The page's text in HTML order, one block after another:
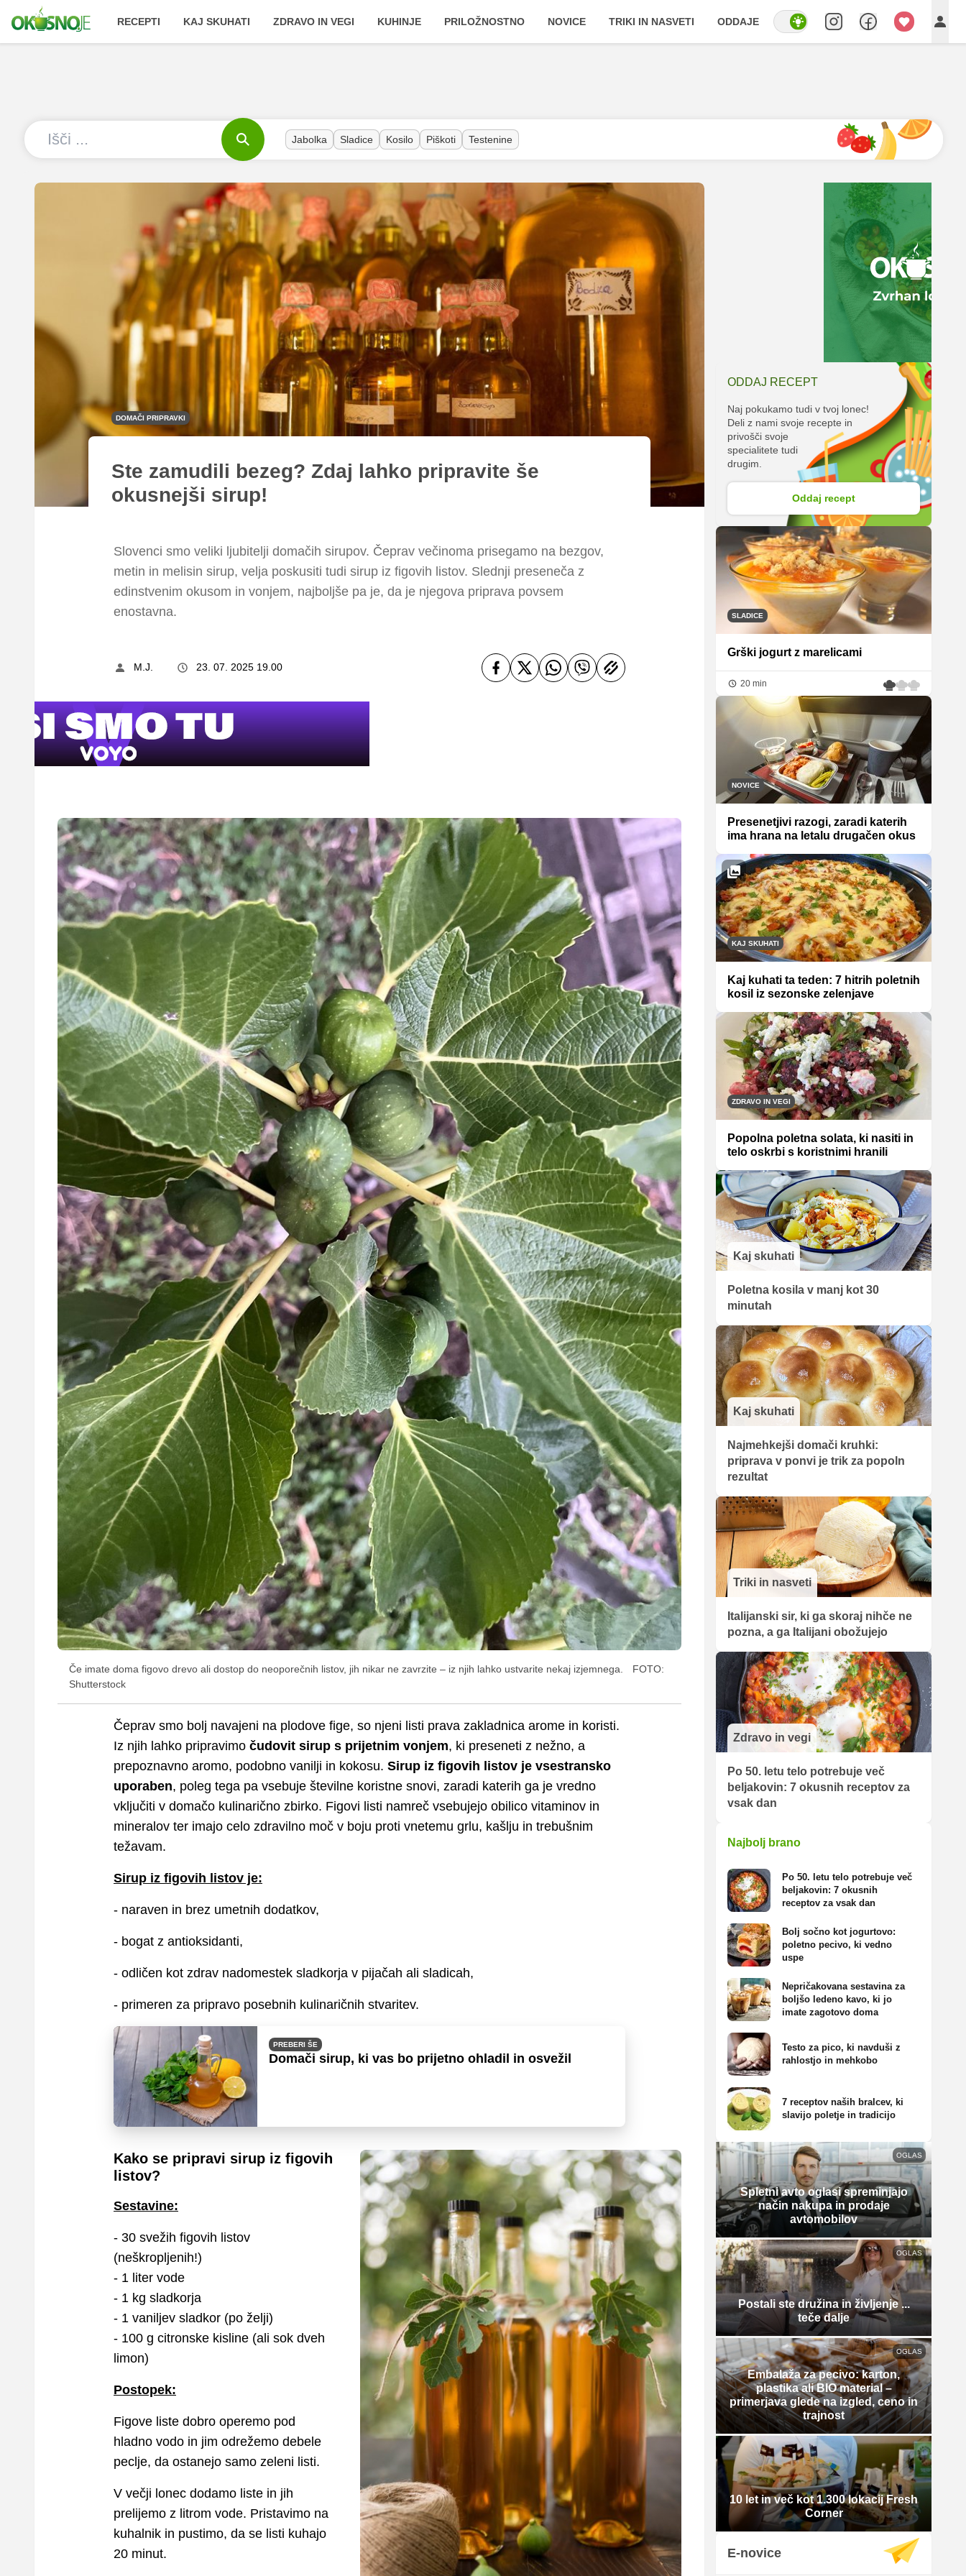
RECEPTI KAJ SKUHATI ZDRAVO IN VEGI KUHINJE PRILOŽNOSTNO NOVICE TRIKI IN NASVETI ODDAJE
Jabolka Sladice Kosilo Piškoti Testenine
DOMAČI PRIPRAVKI
Ste zamudili bezeg? Zdaj lahko pripravite še
okusnejši sirup!
Slovenci smo veliki ljubitelji domačih sirupov. Čeprav večinoma prisegamo na bezgov,
metin in melisin sirup, velja poskusiti tudi sirup iz figovih listov. Slednji preseneča z
edinstvenim okusom in vonjem, najboljše pa je, da je njegova priprava povsem
enostavna.
M.J. 23. 07. 2025 19.00
Če imate doma figovo drevo ali dostop do neoporečnih listov, jih nikar ne zavrzite – iz njih lahko ustvarite nekaj izjemnega.
FOTO:
Shutterstock
Čeprav smo bolj navajeni na plodove fige, so njeni listi prava zakladnica arome in koristi.
Iz njih lahko pripravimo čudovit sirup s prijetnim vonjem, ki preseneti z nežno, a
prepoznavno aromo, podobno vanilji in kokosu. Sirup iz figovih listov je vsestransko
uporaben, poleg tega pa vsebuje številne koristne snovi, zaradi katerih ga je vredno
vključiti v domačo kulinarično zbirko. Figovi listi namreč vsebujejo obilico vitaminov in
mineralov ter imajo celo zdravilno moč v boju proti vnetemu grlu, kašlju in trebušnim
težavam.
Sirup iz figovih listov je:
- naraven in brez umetnih dodatkov,
- bogat z antioksidanti,
- odličen kot zdrav nadomestek sladkorja v pijačah ali sladicah,
- primeren za pripravo posebnih kulinaričnih stvaritev.
PREBERI ŠE
Domači sirup, ki vas bo prijetno ohladil in osvežil
Kako se pripravi sirup iz figovih
listov?
Sestavine:
- 30 svežih figovih listov
(neškropljenih!)
- 1 liter vode
- 1 kg sladkorja
- 1 vaniljev sladkor (po želji)
- 100 g citronske kisline (ali sok dveh
limon)
Postopek:
Figove liste dobro operemo pod
hladno vodo in jim odrežemo debele
peclje, da ostanejo samo zeleni listi.
V večji lonec dodamo liste in jih
prelijemo z litrom vode. Pristavimo na
kuhalnik in pustimo, da se listi kuhajo
20 minut.
ODDAJ RECEPT
Naj pokukamo tudi v tvoj lonec!
Deli z nami svoje recepte in
privošči svoje
specialitete tudi
drugim.
Oddaj recept
SLADICE
Grški jogurt z marelicami
20 min
NOVICE
Presenetjivi razogi, zaradi katerih
ima hrana na letalu drugačen okus
KAJ SKUHATI
Kaj kuhati ta teden: 7 hitrih poletnih
kosil iz sezonske zelenjave
ZDRAVO IN VEGI
Popolna poletna solata, ki nasiti in
telo oskrbi s koristnimi hranili
Kaj skuhati
Poletna kosila v manj kot 30
minutah
Kaj skuhati
Najmehkejši domači kruhki:
priprava v ponvi je trik za popoln
rezultat
Triki in nasveti
Italijanski sir, ki ga skoraj nihče ne
pozna, a ga Italijani obožujejo
Zdravo in vegi
Po 50. letu telo potrebuje več
beljakovin: 7 okusnih receptov za
vsak dan
Najbolj brano
Po 50. letu telo potrebuje več
beljakovin: 7 okusnih
receptov za vsak dan
Bolj sočno kot jogurtovo:
poletno pecivo, ki vedno
uspe
Nepričakovana sestavina za
boljšo ledeno kavo, ki jo
imate zagotovo doma
Testo za pico, ki navduši z
rahlostjo in mehkobo
7 receptov naših bralcev, ki
slavijo poletje in tradicijo
OGLAS
Spletni avto oglasi spreminjajo
način nakupa in prodaje
avtomobilov
OGLAS
Postali ste družina in življenje ...
teče dalje
OGLAS
Embalaža za pecivo: karton,
plastika ali BIO material –
primerjava glede na izgled, ceno in
trajnost
10 let in več kot 1.300 lokacij Fresh
Corner
E-novice